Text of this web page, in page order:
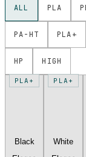
ALL PLA
PA-HT PLA+
HP HIGH
PLA+
Black
PLA+
White